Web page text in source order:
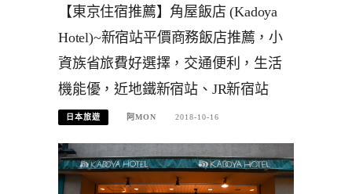
【東京住宿推薦】角屋飯店 (Kadoya
Hotel)~新宿站平價商務飯店推薦，小
資族省旅費好選擇，交通便利，生活
機能優，近地鐵新宿站、JR新宿站
日本旅遊 阿MON 2018-10-16